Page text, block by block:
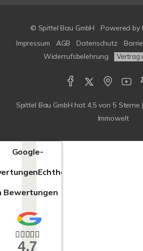
© Spittel Bau GmbH Powered by
Impressum
AGB Datenschutz
Widerrufsbelehrung
Vertrag
Spittel Bau GmbH hat 4,5 von 5 Sterne |
Immowelt
Google-
Echtheit
Bewertungen
4,7